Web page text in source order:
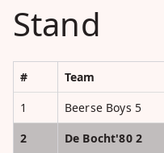
Stand
# Team
1
Beerse Boys 5
2
De Bocht'80 2